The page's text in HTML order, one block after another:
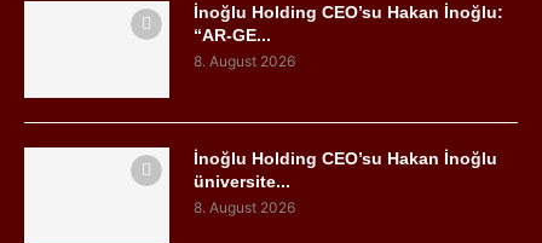
İnoğlu Holding CEO’su Hakan İnoğlu:
“AR-GE...
8. August 2026
İnoğlu Holding CEO’su Hakan İnoğlu
üniversite...
8. August 2026